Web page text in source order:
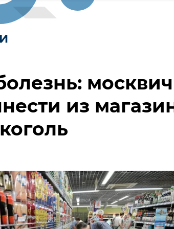
москвич
из